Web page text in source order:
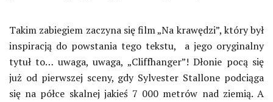
Takim zabiegiem zaczyna się film „Na krawędzi”, który był
inspiracją do powstania tego tekstu, a jego oryginalny
tytuł to… uwaga, uwaga, „Cliffhanger”! Dłonie pocą się
już od pierwszej sceny, gdy Sylvester Stallone podciąga
się na półce skalnej jakieś 7 000 metrów nad ziemią. A